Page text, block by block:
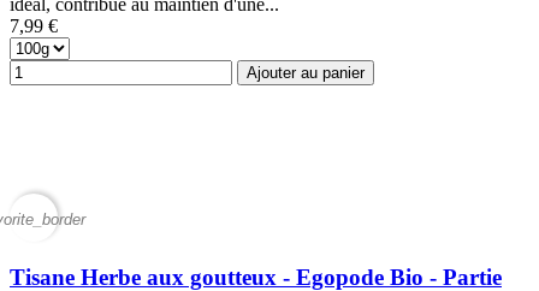
idéal, contribue au maintien d'une...
7,99 €
Ajouter au panier
Tisane Herbe aux goutteux - Egopode Bio - Partie